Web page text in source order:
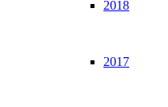
2018
2017